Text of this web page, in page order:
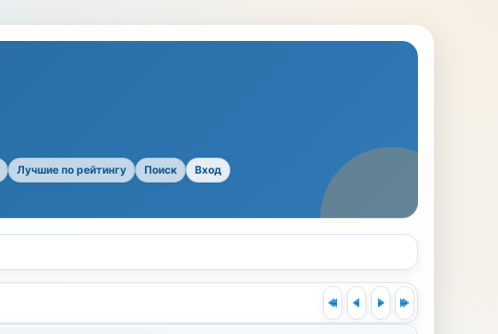
Лучшие по рейтингу Поиск Вход